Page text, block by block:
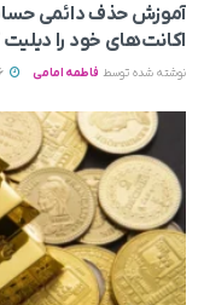
آموزش حذف دائمی
اکانت‌های خود را دیلیت
نوشته شده توسط فاطمه امامی